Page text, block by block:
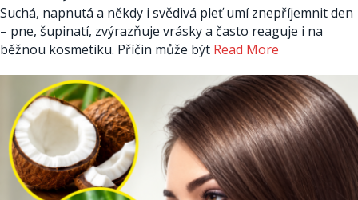
Suchá, napnutá a někdy i svědivá pleť umí znepříjemnit den
– pne, šupinatí, zvýrazňuje vrásky a často reaguje i na
běžnou kosmetiku. Příčin může být Read More